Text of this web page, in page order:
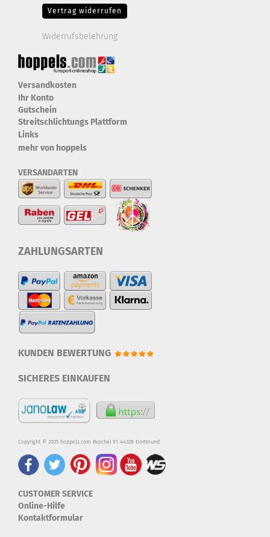
Vertrag widerrufen
Widerrufsbelehrung
Versandkosten
Ihr Konto
Gutschein
Streitschlichtungs Plattform
Links
mehr von hoppels
VERSANDARTEN
ZAHLUNGSARTEN
KUNDEN BEWERTUNG
SICHERES EINKAUFEN
Copyright © 2025 hoppels.com Buschei 91 44328 Dortmund
CUSTOMER SERVICE
Online-Hilfe
Kontaktformular